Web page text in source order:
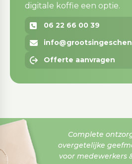
digitale koffie een optie.
06 22 66 00 39
Offerte aanvragen
Complete
overgetelijke
voor medewerkers